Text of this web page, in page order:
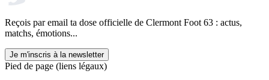
Reçois par email ta dose officielle de Clermont Foot 63 : actus,
matchs, émotions...
Je m'inscris à la newsletter
Pied de page (liens légaux)